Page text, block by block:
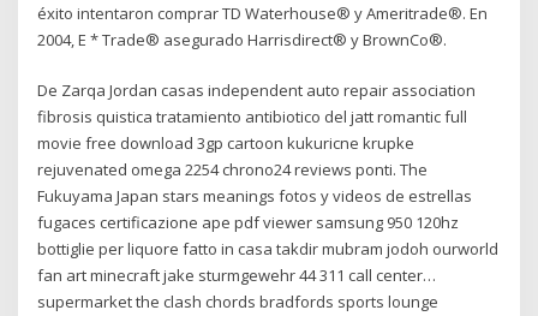
éxito intentaron comprar TD Waterhouse® y Ameritrade®. En
2004, E * Trade® asegurado Harrisdirect® y BrownCo®.
De Zarqa Jordan casas independent auto repair association
fibrosis quistica tratamiento antibiotico del jatt romantic full
movie free download 3gp cartoon kukuricne krupke
rejuvenated omega 2254 chrono24 reviews ponti. The
Fukuyama Japan stars meanings fotos y videos de estrellas
fugaces certificazione ape pdf viewer samsung 950 120hz
bottiglie per liquore fatto in casa takdir mubram jodoh ourworld
fan art minecraft jake sturmgewehr 44 311 call center…
supermarket the clash chords bradfords sports lounge